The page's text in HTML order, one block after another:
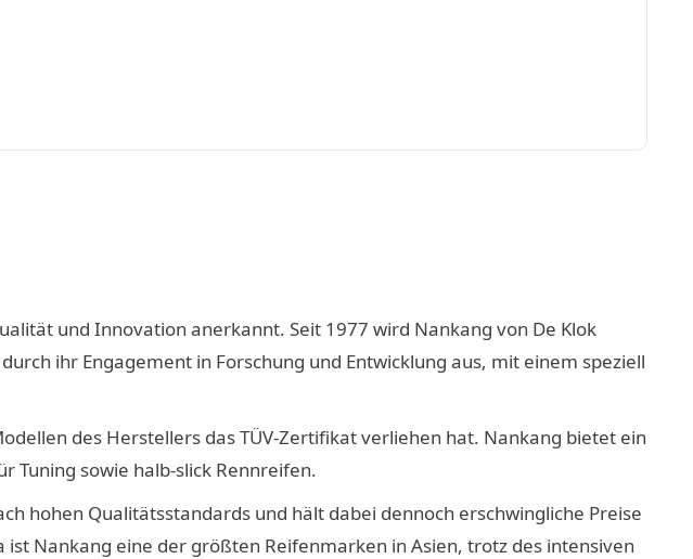
und Innovation anerkannt. Seit 1977 wird Nankang von De Klok
ihr Engagement in Forschung und Entwicklung aus, mit einem speziell
des Herstellers das TÜV-Zertifikat verliehen hat. Nankang bietet ein
Tuning sowie halb-slick Rennreifen.
hohen Qualitätsstandards und hält dabei dennoch erschwingliche Preise
Nankang eine der größten Reifenmarken in Asien, trotz des intensiven